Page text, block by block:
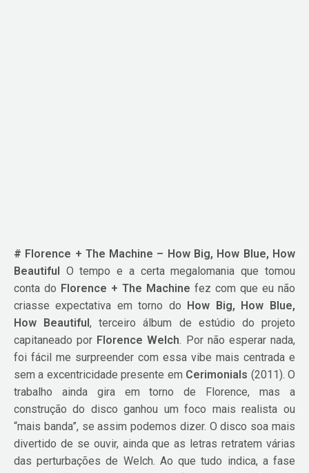
# Florence + The Machine – How Big, How Blue, How
Beautiful O tempo e a certa megalomania que tomou
conta do Florence + The Machine fez com que eu não
criasse expectativa em torno do How Big, How Blue,
How Beautiful, terceiro álbum de estúdio do projeto
capitaneado por Florence Welch. Por não esperar nada,
foi fácil me surpreender com essa vibe mais centrada e
sem a excentricidade presente em Cerimonials (2011). O
trabalho ainda gira em torno de Florence, mas a
construção do disco ganhou um foco mais realista ou
“mais banda”, se assim podemos dizer. O disco soa mais
divertido de se ouvir, ainda que as letras retratem várias
das perturbações de Welch. Ao que tudo indica, a fase